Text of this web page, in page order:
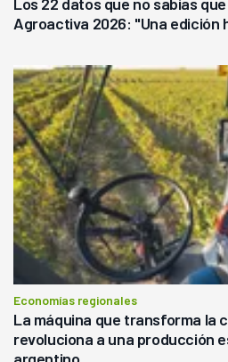
Agroactiva 2026: "Una edición
Economías regionales
La máquina que transforma la
revoluciona a una producción